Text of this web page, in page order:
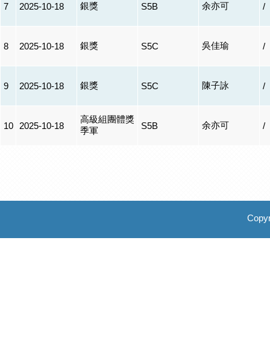
7 2025-10-18 銀獎 S5B 余亦可 /
8 2025-10-18 銀獎 S5C 吳佳瑜 /
9 2025-10-18 銀獎 S5C 陳子詠 /
10 2025-10-18
高級組團體獎
季軍
S5B 余亦可 /